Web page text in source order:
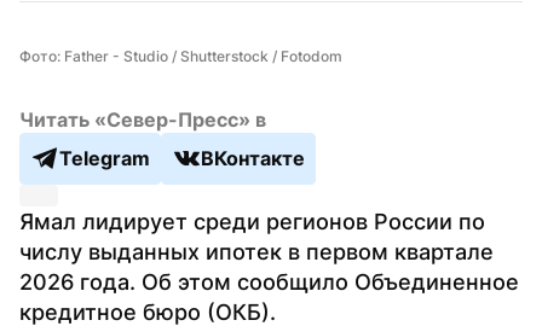
Фото: Father - Studio / Shutterstock / Fotodom
Читать «Север-Пресс» в
Telegram
ВКонтакте
Ямал лидирует среди регионов России по
числу выданных ипотек в первом квартале
2026 года. Об этом сообщило Объединенное
кредитное бюро (ОКБ).